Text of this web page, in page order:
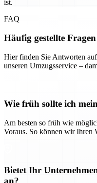
ist.
FAQ
Häufig gestellte Fragen
Hier finden Sie Antworten
unseren Umzugsservice –
Wie früh sollte ich
Am besten so früh wie
Voraus. So können wir Ihren
Bietet Ihr
an?